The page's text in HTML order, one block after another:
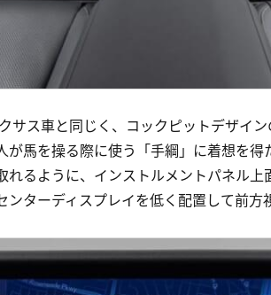
サス車と同じく、コックピットデザイ
が馬を操る際に使う「手綱」に着想を
れるように、インストルメントパネル
ターディスプレイを低く配置して前方